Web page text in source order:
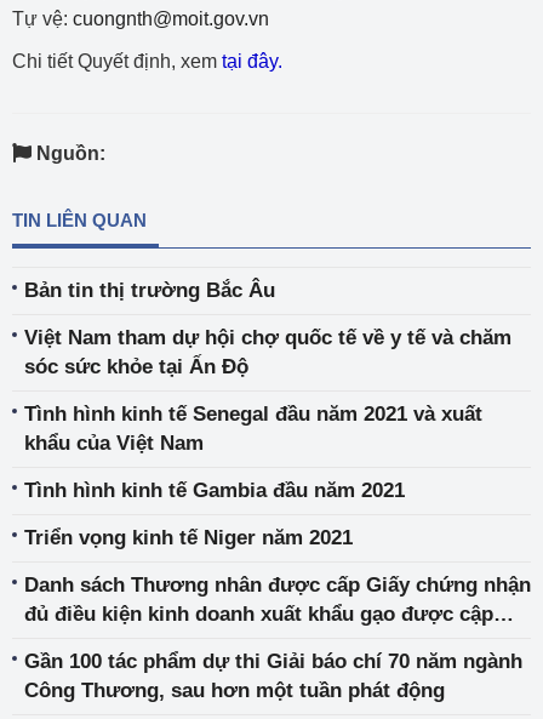
Tự vệ: cuongnth@moit.gov.vn
Chi tiết Quyết định, xem tại đây.
Nguồn:
TIN LIÊN QUAN
Bản tin thị trường Bắc Âu
Việt Nam tham dự hội chợ quốc tế về y tế và chăm
sóc sức khỏe tại Ấn Độ
Tình hình kinh tế Senegal đầu năm 2021 và xuất
khẩu của Việt Nam
Tình hình kinh tế Gambia đầu năm 2021
Triển vọng kinh tế Niger năm 2021
Danh sách Thương nhân được cấp Giấy chứng nhận
đủ điều kiện kinh doanh xuất khẩu gạo được cập
Gần 100 tác phẩm dự thi Giải báo chí 70 năm ngành
Công Thương, sau hơn một tuần phát động